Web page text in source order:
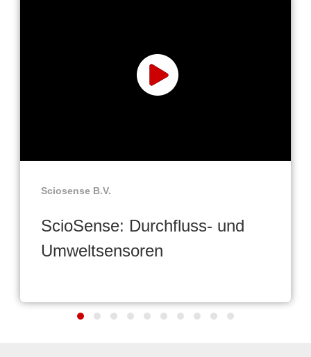
Sciosense B.V.
ScioSense: Durchfluss- und
Umweltsensoren